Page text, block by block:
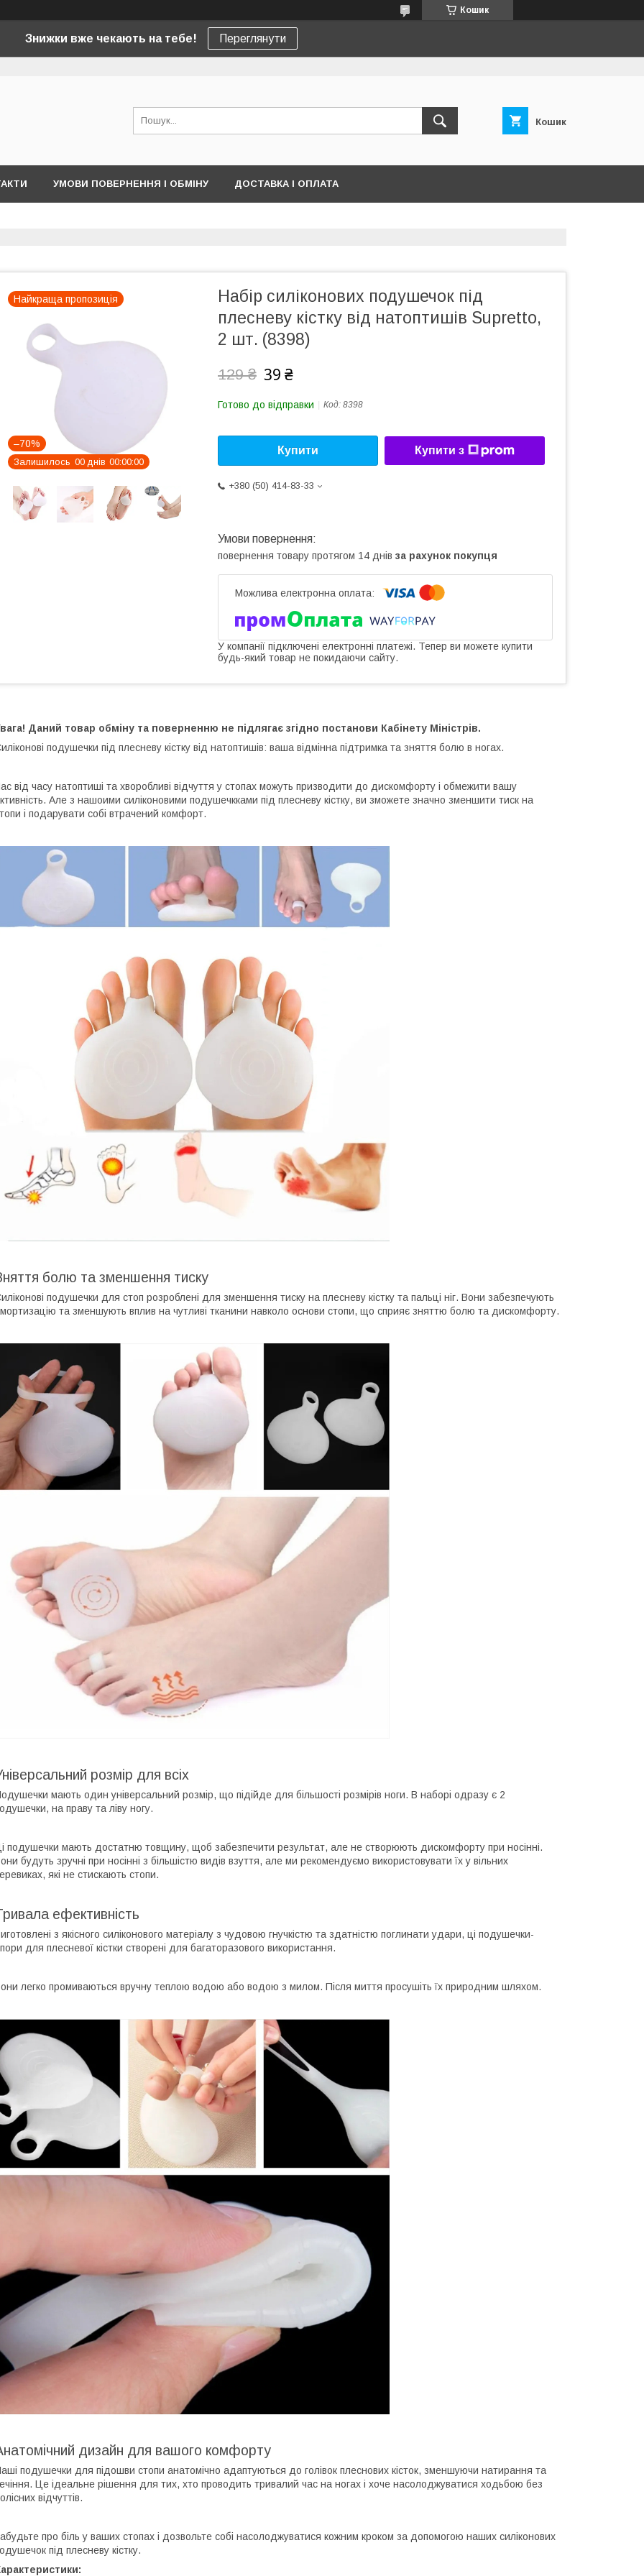
Кошик
Знижки вже чекають на тебе! Переглянути
Кошик
УМОВИ ПОВЕРНЕННЯ І ОБМІНУ ДОСТАВКА І ОПЛАТА
Найкраща пропозиція
–70%
Залишилось 00 днів 00 00 00
Набір силіконових подушечок під
плесневу кістку від натоптишів Supretto,
2 шт. (8398)
129 ₴ 39 ₴
Готово до відправки Код: 8398
Купити Купити з
+380 (50) 414-83-33
повернення товару протягом 14 днів за рахунок покупця
У компанії підключені електронні платежі. Тепер ви можете купити
будь-який товар не покидаючи сайту.
Даний товар обміну та поверненню не підлягає згідно постанови Кабінету Міністрів.
подушечки під плесневу кістку від натоптишів: ваша відмінна підтримка та зняття болю в ногах.
від часу натоптиші та хворобливі відчуття у стопах можуть призводити до дискомфорту і обмежити вашу
Але з нашоими силіконовими подушечкками під плесневу кістку, ви зможете значно зменшити тиск на
і подарувати собі втрачений комфорт.
болю та зменшення тиску
подушечки для стоп розроблені для зменшення тиску на плесневу кістку та пальці ніг. Вони забезпечують
та зменшують вплив на чутливі тканини навколо основи стопи, що сприяє зняттю болю та дискомфорту.
розмір для всіх
мають один універсальний розмір, що підійде для більшості розмірів ноги. В наборі одразу є 2
на праву та ліву ногу.
подушечки мають достатню товщину, щоб забезпечити результат, але не створюють дискомфорту при носінні.
будуть зручні при носінні з більшістю видів взуття, але ми рекомендуємо використовувати їх у вільних
які не стискають стопи.
ефективність
з якісного силіконового матеріалу з чудовою гнучкістю та здатністю поглинати удари, ці подушечки-
для плесневої кістки створені для багаторазового використання.
легко промиваються вручну теплою водою або водою з милом. Після миття просушіть їх природним шляхом.
дизайн для вашого комфорту
подушечки для підошви стопи анатомічно адаптуються до голівок плеснових кісток, зменшуючи натирання та
Це ідеальне рішення для тих, хто проводить тривалий час на ногах і хоче насолоджуватися ходьбою без
відчуттів.
про біль у ваших стопах і дозвольте собі насолоджуватися кожним кроком за допомогою наших силіконових
під плесневу кістку.